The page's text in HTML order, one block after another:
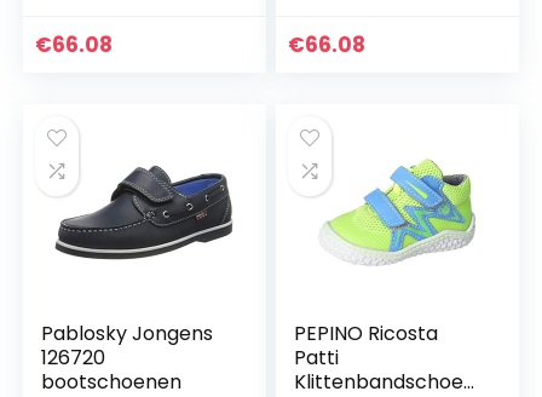
€66.08 €66.08
Pablosky Jongens
126720
bootschoenen
PEPINO Ricosta
Patti
Klittenbandschoen